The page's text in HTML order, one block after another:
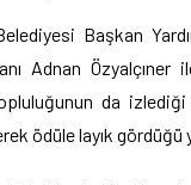
Başkan
Adnan
da
ödüle layık